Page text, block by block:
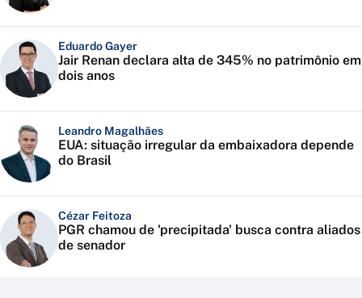
Eduardo Gayer
Jair Renan declara alta de 345% no patrimônio em
dois anos
Leandro Magalhães
EUA: situação irregular da embaixadora depende
do Brasil
Cézar Feitoza
PGR chamou de 'precipitada' busca contra aliados
de senador